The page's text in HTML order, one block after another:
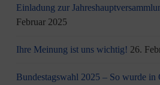
Einladung zur
Februar 2025
Ihre Meinung ist uns wichtig! 26.
Bundestagswahl 2025 – So wurde in